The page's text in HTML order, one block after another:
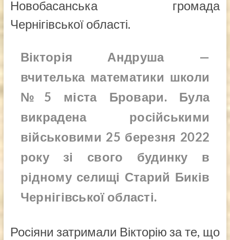
Новобасанська громада
Чернігівської області.
Вікторія Андруша —
вчителька математики школи
№5 міста Бровари. Була
викрадена російськими
військовими 25 березня 2022
року зі свого будинку в
рідному селищі Старий Биків
Чернігівської області.
Росіяни затримали Вікторію за те, що